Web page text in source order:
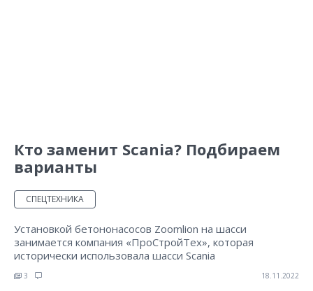
Кто заменит Scania? Подбираем
варианты
СПЕЦТЕХНИКА
Установкой бетононасосов Zoomlion на шасси
занимается компания «ПроСтройТех», которая
исторически использовала шасси Scania
3 18.11.2022